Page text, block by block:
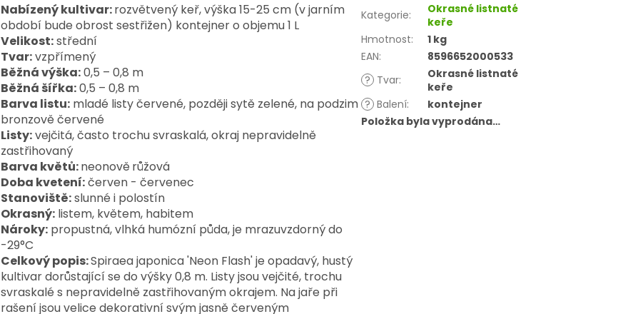
Nabízený kultivar:rozvětvený keř, výška 15-25 cm (v jarním
období bude obrost sestřižen) kontejner o objemu 1 L
Velikost:střední
Tvar:vzpřímený
Běžná výška:0,5 – 0,8 m
Běžná šířka:0,5 – 0,8 m
Barva listu: mladé listy červené, později sytě zelené, na podzim
bronzově červené
Listy:vejčitá, často trochu svraskalá, okraj nepravidelně
zastřihovaný
Barva květů:neonově růžová
Doba kvetení:červen - červenec
Stanoviště:slunné i polostín
Okrasný: listem, květem, habitem
Nároky: propustná, vlhká humózní půda, je mrazuvzdorný do
-29°C
Celkový popis:Spiraea japonica 'Neon Flash' je opadavý, hustý
kultivar dorůstající se do výšky 0,8 m. Listy jsou vejčité, trochu
svraskalé s nepravidelně zastřihovaným okrajem. Na jaře při
rašení jsou velice dekorativní svým jasně červeným
Kategorie:
Okrasné listnaté
keře
Hmotnost:
1 kg
EAN:
8596652000533
? Tvar:
Okrasné listnaté
keře
? Balení:
kontejner
Položka byla vyprodána…